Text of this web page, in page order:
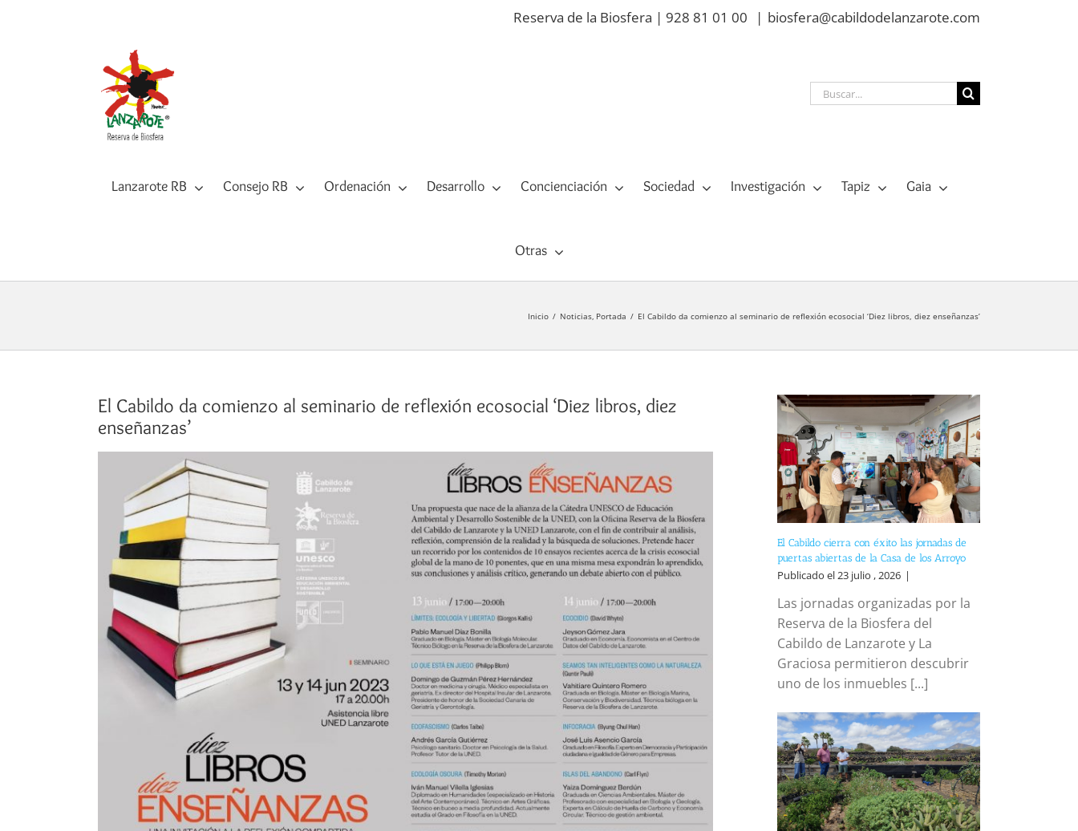
Reserva de la Biosfera | 928 81 01 00 | biosfera@cabildodelanzarote.com
Buscar:
Lanzarote RB Consejo RB Ordenación Desarrollo Concienciación Sociedad Investigación Tapiz Gaia
Otras
Inicio Noticias Portada El Cabildo da comienzo al seminario de reflexión ecosocial ‘Diez libros, diez enseñanzas’
El Cabildo da comienzo al seminario de reflexión ecosocial ‘Diez libros, diez
enseñanzas’
grande
El Cabildo cierra con éxito las jornadas de
puertas abiertas de la Casa de los Arroyo
Publicado el 23 julio , 2026 |
Las jornadas organizadas por la
Reserva de la Biosfera del
Cabildo de Lanzarote y La
Graciosa permitieron descubrir
uno de los inmuebles [...]